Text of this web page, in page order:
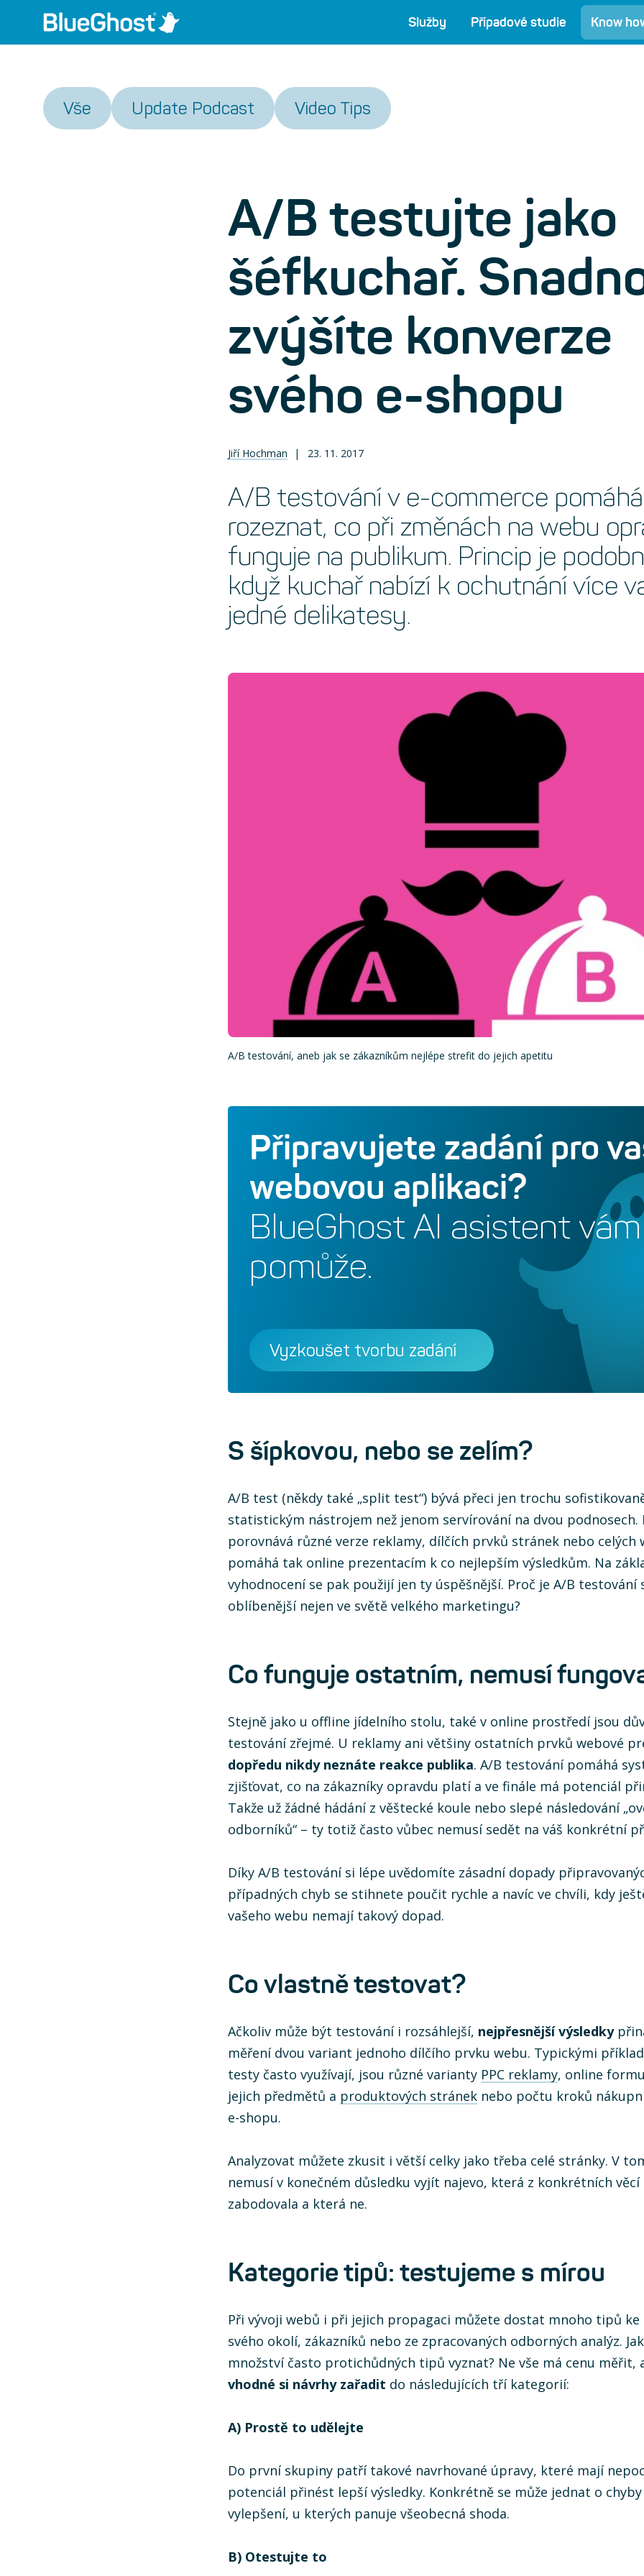
Služby Případové studie Know
Vše Update Podcast Video Tips
A/B testujte jako
šéfkuchař.
zvýšíte konverze
svého e-shopu
Jiří Hochman 23. 11. 2017
A/B testování v e-commerce pomáhá
rozeznat, co při změnách na webu
funguje na publikum. Princip je
když kuchař nabízí k ochutnání více
jedné delikatesy.
A/B testování, aneb jak se zákazníkům nejlépe strefit do jejich apetitu
Připravujete zadání pro
webovou aplikaci?
BlueGhost AI asistent vám
pomůže.
Vyzkoušet tvorbu zadání
S šípkovou, nebo se zelím?
A/B test (někdy také „split test“) bývá přeci jen trochu
statistickým nástrojem než jenom servírování na dvou podnosech.
porovnává různé verze reklamy, dílčích prvků stránek nebo celých
pomáhá tak online prezentacím k co nejlepším výsledkům. Na
vyhodnocení se pak použijí jen ty úspěšnější. Proč je A/B testování
oblíbenější nejen ve světě velkého marketingu?
Co funguje ostatním, nemusí
Stejně jako u offline jídelního stolu, také v online prostředí jsou
testování zřejmé. U reklamy ani většiny ostatních prvků webové
dopředu nikdy neznáte reakce publika. A/B testování pomáhá
zjišťovat, co na zákazníky opravdu platí a ve finále má potenciál
Takže už žádné hádání z věštecké koule nebo slepé následování
odborníků“ – ty totiž často vůbec nemusí sedět na váš konkrétní
Díky A/B testování si lépe uvědomíte zásadní dopady
případných chyb se stihnete poučit rychle a navíc ve chvíli, kdy
vašeho webu nemají takový dopad.
Co vlastně testovat?
Ačkoliv může být testování i rozsáhlejší, nejpřesnější výsledky
měření dvou variant jednoho dílčího prvku webu. Typickými
testy často využívají, jsou různé varianty PPC reklamy, online
jejich předmětů a produktových stránek nebo počtu kroků
e-shopu.
Analyzovat můžete zkusit i větší celky jako třeba celé stránky. V
nemusí v konečném důsledku vyjít najevo, která z konkrétních věcí
zabodovala a která ne.
Kategorie tipů: testujeme s mírou
Při vývoji webů i při jejich propagaci můžete dostat mnoho tipů ke
svého okolí, zákazníků nebo ze zpracovaných odborných analýz.
množství často protichůdných tipů vyznat? Ne vše má cenu
vhodné si návrhy zařadit do následujících tří kategorií:
A) Prostě to udělejte
Do první skupiny patří takové navrhované úpravy, které mají
potenciál přinést lepší výsledky. Konkrétně se může jednat o
vylepšení, u kterých panuje všeobecná shoda.
B) Otestujte to